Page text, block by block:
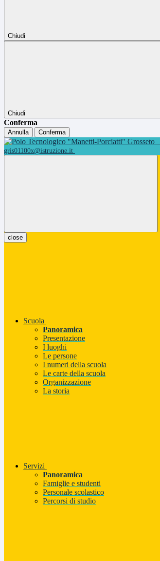
Chiudi
Chiudi
Conferma
Annulla Conferma
gris01100x@istruzione.it
close
Scuola
Panoramica
Presentazione
I luoghi
Le persone
I numeri della scuola
Le carte della scuola
Organizzazione
La storia
Servizi
Panoramica
Famiglie e studenti
Personale scolastico
Percorsi di studio